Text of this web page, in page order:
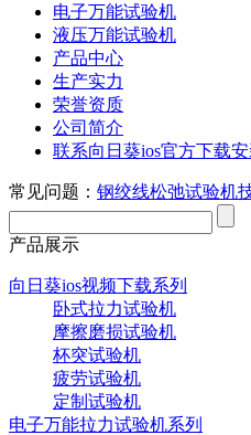
电子万能试验机
液压万能试验机
产品中心
生产实力
荣誉资质
公司简介
联系向日葵ios官方下载
常见问题： 钢绞线松弛试验机
产品展示
向日葵ios视频下载系列
卧式拉力试验机
摩擦磨损试验机
杯突试验机
疲劳试验机
定制试验机
电子万能拉力试验机系列